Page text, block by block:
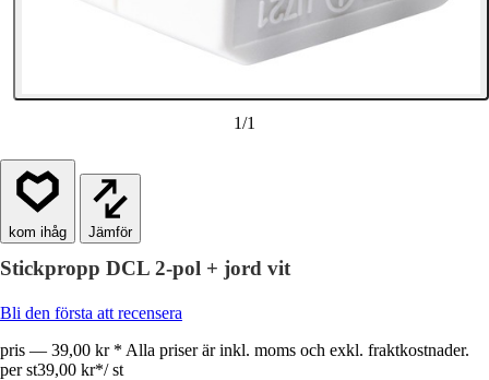
1/1
Jämför
Stickpropp DCL 2-pol + jord vit
Bli den första att recensera
pris — 39,00 kr * Alla priser är inkl. moms och exkl. fraktkostnader.
per st39,00 kr*/ st